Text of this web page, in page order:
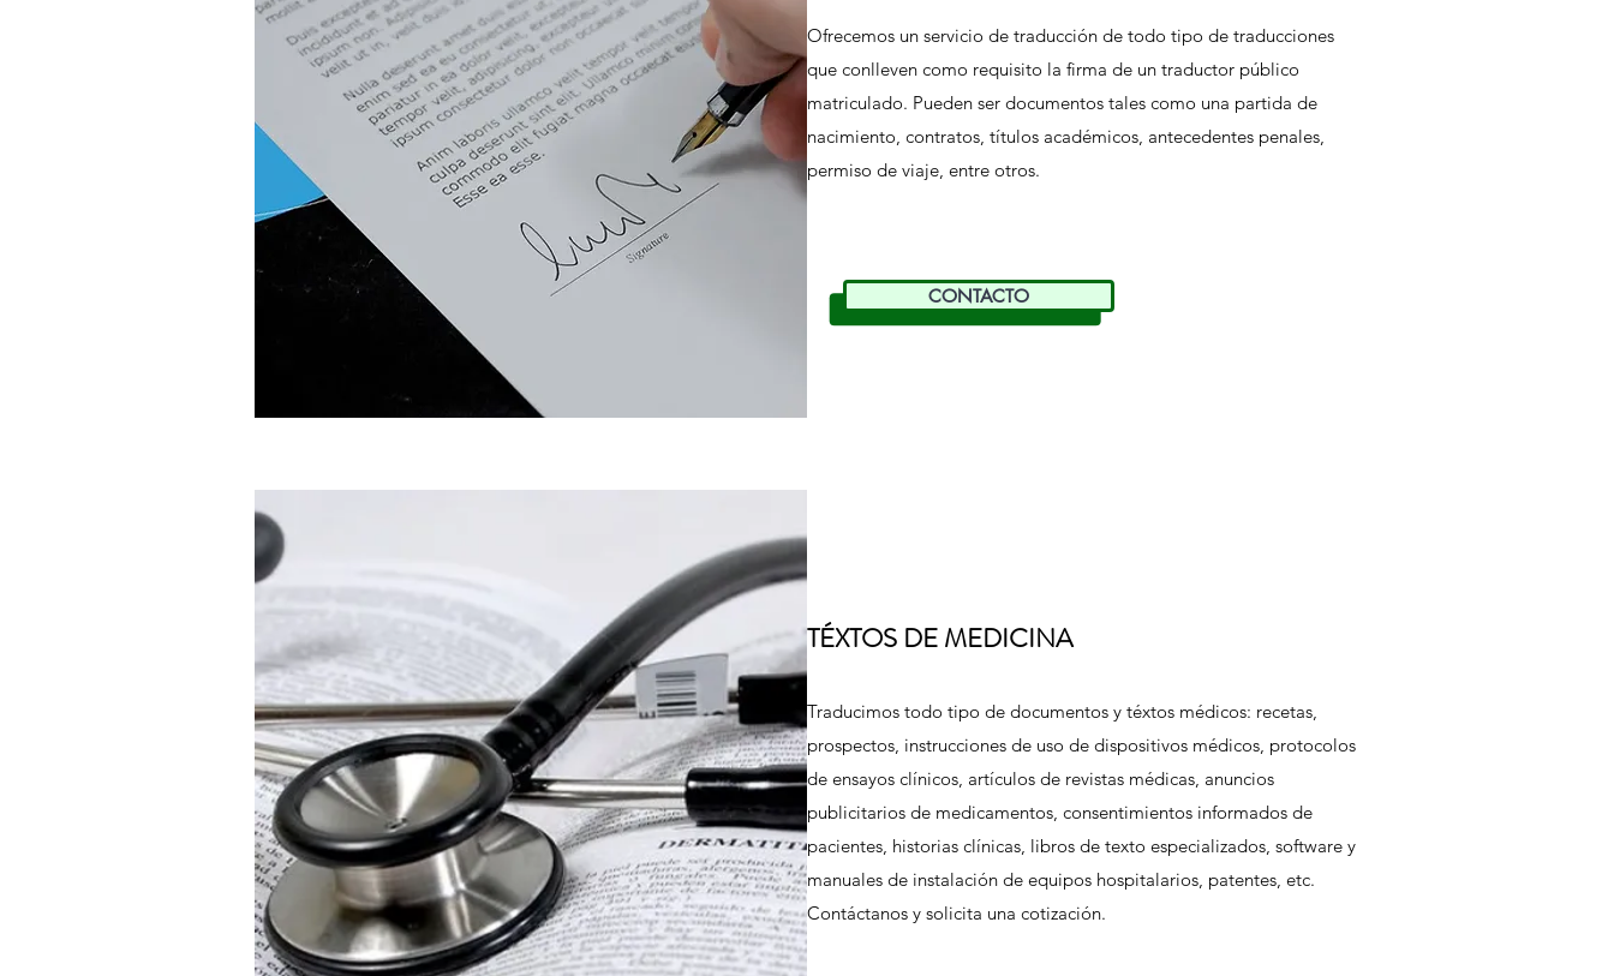
TÉXTOS DE MEDICINA
Traducimos todo tipo de documentos y téxtos médicos: recetas,
prospectos, instrucciones de uso de dispositivos médicos, protocolos
de ensayos clínicos, artículos de revistas médicas, anuncios
publicitarios de medicamentos, consentimientos informados de
pacientes, historias clínicas, libros de texto especializados, software y
manuales de instalación de equipos hospitalarios, patentes, etc.
Contáctanos y solicita una cotización.
Ofrecemos un servicio de traducción de todo tipo de traducciones
que conlleven como requisito la firma de un traductor público
matriculado. Pueden ser documentos tales como una partida de
nacimiento, contratos, títulos académicos, antecedentes penales,
permiso de viaje, entre otros.
CONTACTO